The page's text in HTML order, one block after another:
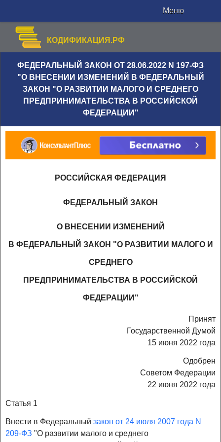
Меню
КОДИФИКАЦИЯ.РФ
ФЕДЕРАЛЬНЫЙ ЗАКОН ОТ 28.06.2022 N 197-ФЗ
"О ВНЕСЕНИИ ИЗМЕНЕНИЙ В ФЕДЕРАЛЬНЫЙ
ЗАКОН "О РАЗВИТИИ МАЛОГО И СРЕДНЕГО
ПРЕДПРИНИМАТЕЛЬСТВА В РОССИЙСКОЙ
ФЕДЕРАЦИИ"
РОССИЙСКАЯ ФЕДЕРАЦИЯ
ФЕДЕРАЛЬНЫЙ ЗАКОН
О ВНЕСЕНИИ ИЗМЕНЕНИЙ
В ФЕДЕРАЛЬНЫЙ ЗАКОН "О РАЗВИТИИ МАЛОГО И
СРЕДНЕГО
ПРЕДПРИНИМАТЕЛЬСТВА В РОССИЙСКОЙ
ФЕДЕРАЦИИ"
Принят
Государственной Думой
15 июня 2022 года
Одобрен
Советом Федерации
22 июня 2022 года
Статья 1
Внести в Федеральный закон от 24 июля 2007 года N
209-ФЗ "О развитии малого и среднего